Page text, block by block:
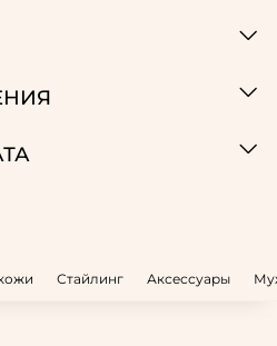
Стайлинг Аксессуары